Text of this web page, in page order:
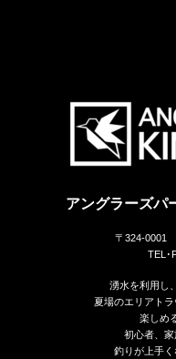
アングラーズ
〒324-0001
TEL･
湧水を利用し
夏場のエリアト
楽しめ
初心者、
釣りが上手